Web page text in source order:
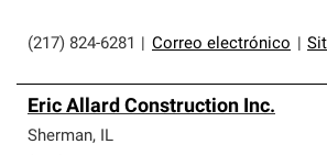
(217) 824-6281 Correo electrónico
Eric Allard Construction Inc.
Sherman, IL